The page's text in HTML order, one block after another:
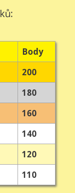
Body
200
180
160
140
120
110